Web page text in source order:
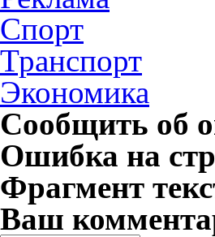
Спорт
Транспорт
Экономика
Сообщить об
Ошибка на
Фрагмент
Ваш